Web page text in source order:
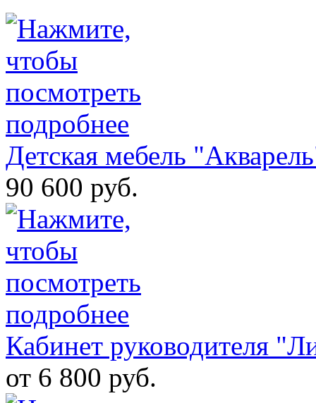
Детская мебель
90 600 руб.
Кабинет руководителя
от 6 800 руб.